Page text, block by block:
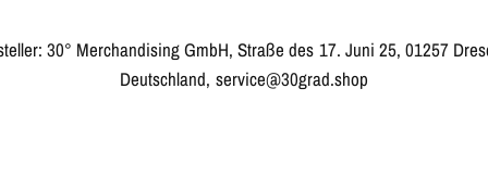
30° Merchandising GmbH, Straße des 17. Juni 25, 01257
Deutschland, service@30grad.shop